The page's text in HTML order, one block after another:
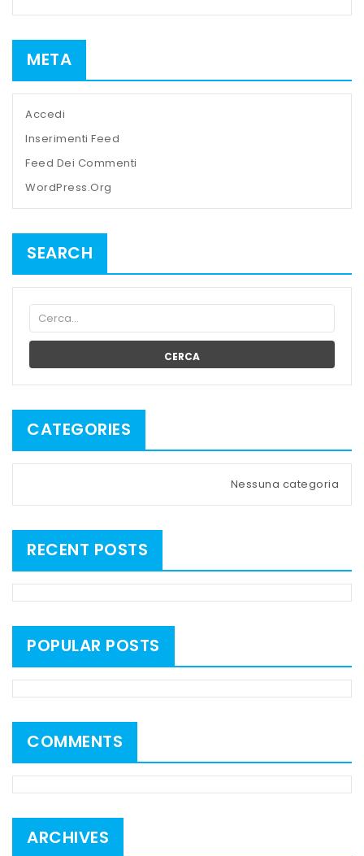
META
Accedi
Inserimenti Feed
Feed Dei Commenti
WordPress.org
SEARCH
CERCA
CATEGORIES
Nessuna categoria
RECENT POSTS
POPULAR POSTS
COMMENTS
ARCHIVES